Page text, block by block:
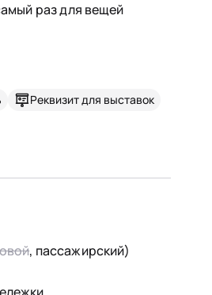
раз для вещей
Реквизит для выставок
, пассажирский)